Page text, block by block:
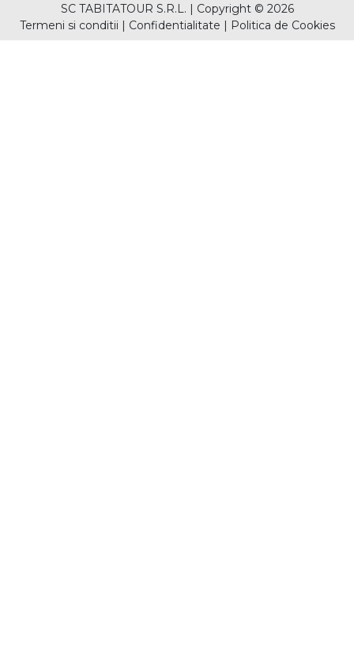
SC TABITATOUR S.R.L. | Copyright © 2026
Termeni si conditii | Confidentialitate | Politica de Cookies